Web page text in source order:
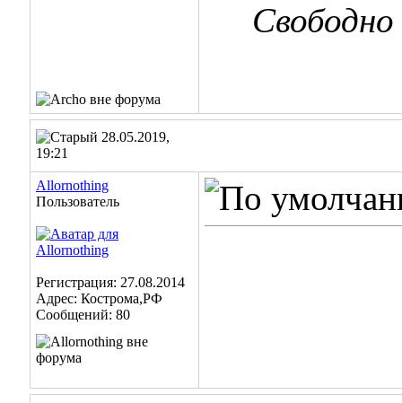
28.05.2019,
19:21
Allornothing
Пользователь
Регистрация: 27.08.2014
Адрес: Кострома,РФ
Сообщений: 80